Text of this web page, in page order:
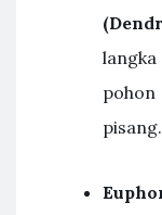
pisang.